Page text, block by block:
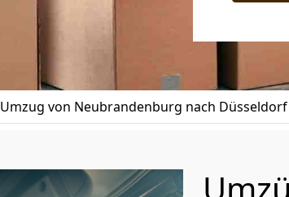
Umzug von Neubrandenburg nach Düsseldorf